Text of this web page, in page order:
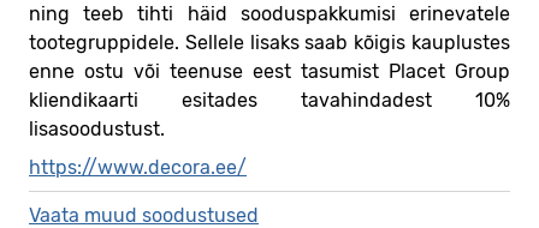
ning teeb tihti häid sooduspakkumisi erinevatele
tootegruppidele. Sellele lisaks saab kõigis kauplustes
enne ostu või teenuse eest tasumist Placet Group
kliendikaarti esitades tavahindadest 10%
lisasoodustust.
https://www.decora.ee/
Vaata muud soodustused